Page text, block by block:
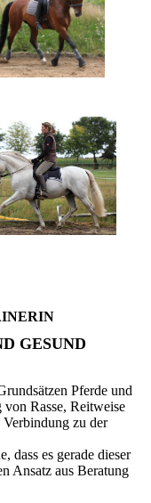
GESUND
Pferde und
Rasse, Reitweise
Verbindung zu der
dass es gerade dieser
Ansatz aus Beratung